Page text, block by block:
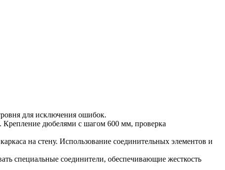
для исключения ошибок.
Крепление дюбелями с шагом 600 мм, проверка
на стену. Использование соединительных элементов и
специальные соединители, обеспечивающие жесткость